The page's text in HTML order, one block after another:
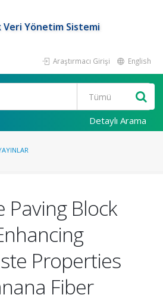
Veri Yönetim Sistemi
Araştırmacı Girişi English
Detaylı Arama
Paving Block
Properties
Fiber